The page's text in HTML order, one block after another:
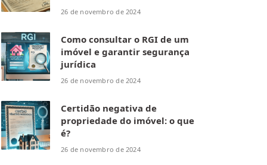
26 de novembro de 2024
Como consultar o RGI de um
imóvel e garantir segurança
jurídica
26 de novembro de 2024
Certidão negativa de
propriedade do imóvel: o que
é?
26 de novembro de 2024